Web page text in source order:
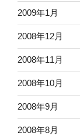
2009年1月
2008年12月
2008年11月
2008年10月
2008年9月
2008年8月